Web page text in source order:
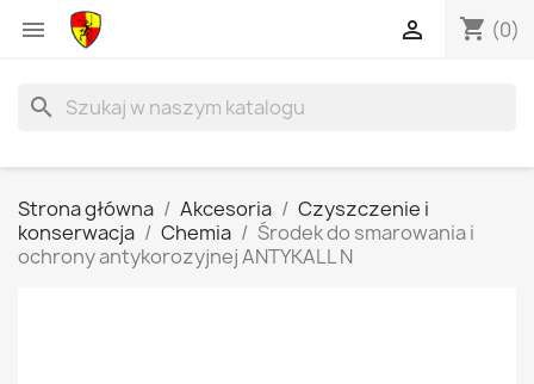
 shopping_cart (0)

search
Strona główna Akcesoria
Czyszczenie i
konserwacja
Chemia
Środek do smarowania i
ochrony antykorozyjnej ANTYKALL N